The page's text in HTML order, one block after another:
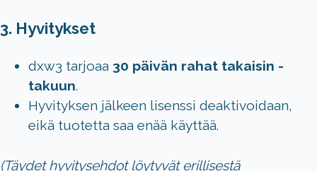
3. Hyvitykset
dxw3 tarjoaa 30 päivän rahat takaisin -
takuun.
Hyvityksen jälkeen lisenssi deaktivoidaan,
eikä tuotetta saa enää käyttää.
(Täydet hyvitysehdot löytyvät erillisestä